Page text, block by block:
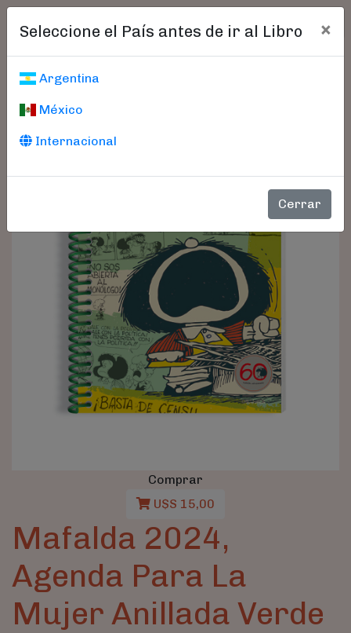
Seleccione el País antes de ir al Libro ×
Argentina
México
Internacional
Cerrar
Comprar
U$S 15,00
Mafalda 2024,
Agenda Para La
Mujer Anillada Verde